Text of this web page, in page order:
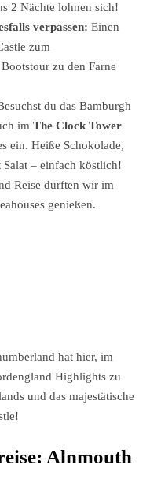
2 Nächte lohnen sich!
verpassen: Einen
zum
zu den Farne
du das Bamburgh
im The Clock Tower
ein. Heiße Schokolade,
– einfach köstlich!
Reise durften wir im
genießen.
hat hier, im
Highlights zu
und das majestätische
Alnmouth